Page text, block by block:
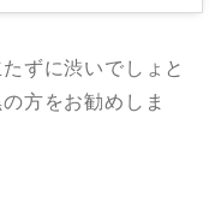
ずに渋いでしょと
方をお勧めしま